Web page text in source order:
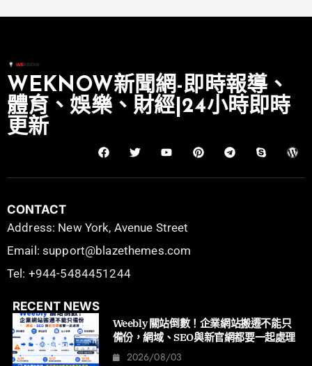
WEKNOW新聞網-即時報導、
體育、娛樂、財經|24小時即時
更新
CONTACT
Address: New York, Avenue Street
Email: support@blazethemes.com
Tel: +944-5484451244
RECENT NEWS
Weebly 關站倒數！企業網站搬遷不能只
備份，網域、SEO與新官網都要一起處理
2026/08/03